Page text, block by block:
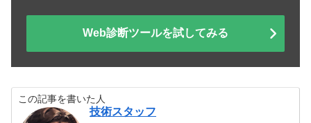
Web診断ツールを試してみる
この記事を書いた人
技術スタッフ